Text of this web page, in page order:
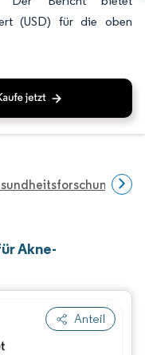
(USD) für die oben
Akne-
Anteil